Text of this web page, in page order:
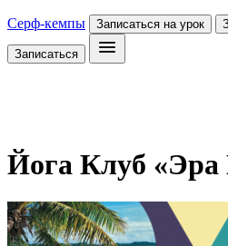
Серф-кемпы Записаться на урок
Записаться
Йога Клуб «Эра